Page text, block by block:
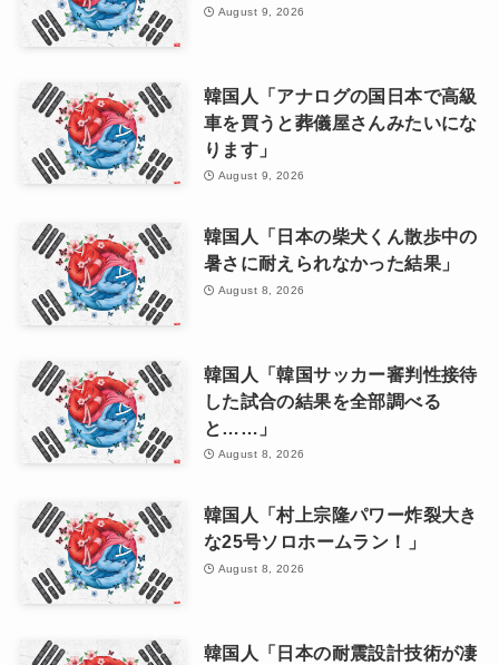
August 9, 2026
韓国人「アナログの国日本で高級
車を買うと葬儀屋さんみたいにな
ります」
August 9, 2026
韓国人「日本の柴犬くん散歩中の
暑さに耐えられなかった結果」
August 8, 2026
韓国人「韓国サッカー審判性接待
した試合の結果を全部調べる
と……」
August 8, 2026
韓国人「村上宗隆パワー炸裂大き
な25号ソロホームラン！」
August 8, 2026
韓国人「日本の耐震設計技術が凄